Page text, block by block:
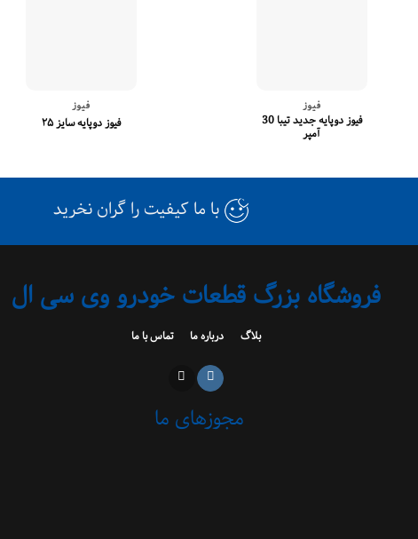
فیوز
فیوز دوپایه جدید تیبا 30
آمپر
فیوز
فیوز دوپایه سایز ۲۵
با ما کیفیت را گران نخرید
فروشگاه بزرگ قطعات خودرو وی سی ال
بلاگ درباره ما تماس با ما
مجوزهای ما